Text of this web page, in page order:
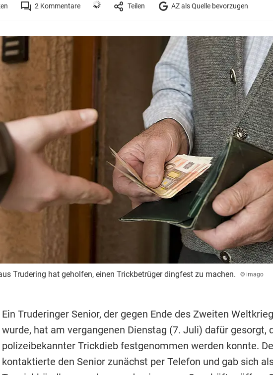
2Kommentare Teilen AZ als Quelle bevorzugen
Trudering hat geholfen, einen Trickbetrüger dingfest zu machen. © imago
Ein Truderinger Senior, der gegen Ende des Zweiten
wurde, hat am vergangenen Dienstag (7. Juli) dafür gesorgt,
polizeibekannter Trickdieb festgenommen werden konnte.
kontaktierte den Senior zunächst per Telefon und gab sich